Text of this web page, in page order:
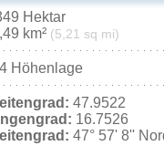
Hektar
km² (5,21 sq mi)
Höhenlage
47.9522
16.7526
47° 57' 8''